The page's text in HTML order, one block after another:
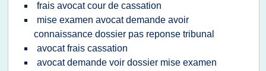
frais avocat cour de cassation
mise examen avocat demande avoir
connaissance dossier pas reponse tribunal
avocat frais cassation
avocat demande voir dossier mise examen